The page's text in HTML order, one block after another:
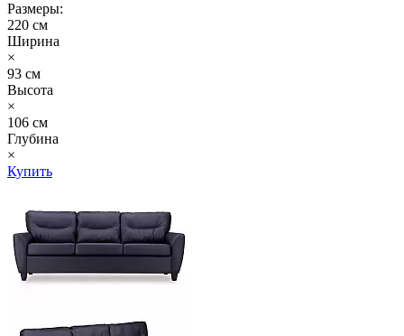
Размеры:
220 см
Ширина
×
93 см
Высота
×
106 см
Глубина
×
Купить